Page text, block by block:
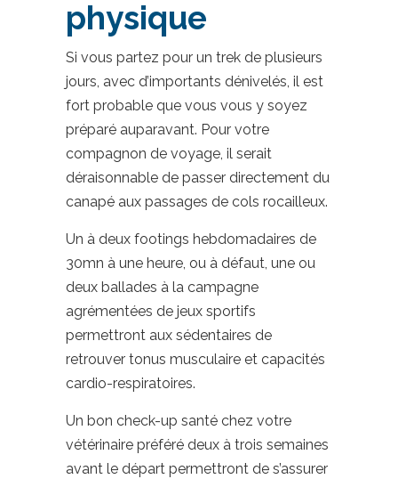
physique
Si vous partez pour un trek de plusieurs
jours, avec d’importants dénivelés, il est
fort probable que vous vous y soyez
préparé auparavant. Pour votre
compagnon de voyage, il serait
déraisonnable de passer directement du
canapé aux passages de cols rocailleux.
Un à deux footings hebdomadaires de
30mn à une heure, ou à défaut, une ou
deux ballades à la campagne
agrémentées de jeux sportifs
permettront aux sédentaires de
retrouver tonus musculaire et capacités
cardio-respiratoires.
Un bon check-up santé chez votre
vétérinaire préféré deux à trois semaines
avant le départ permettront de s’assurer